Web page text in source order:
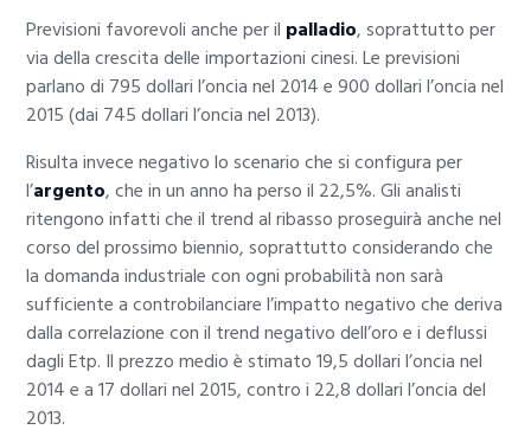
Previsioni favorevoli anche per il palladio, soprattutto per
via della crescita delle importazioni cinesi. Le previsioni
parlano di 795 dollari l’oncia nel 2014 e 900 dollari l’oncia nel
2015 (dai 745 dollari l’oncia nel 2013).
Risulta invece negativo lo scenario che si configura per
l’argento, che in un anno ha perso il 22,5%. Gli analisti
ritengono infatti che il trend al ribasso proseguirà anche nel
corso del prossimo biennio, soprattutto considerando che
la domanda industriale con ogni probabilità non sarà
sufficiente a controbilanciare l’impatto negativo che deriva
dalla correlazione con il trend negativo dell’oro e i deflussi
dagli Etp. Il prezzo medio è stimato 19,5 dollari l’oncia nel
2014 e a 17 dollari nel 2015, contro i 22,8 dollari l’oncia del
2013.